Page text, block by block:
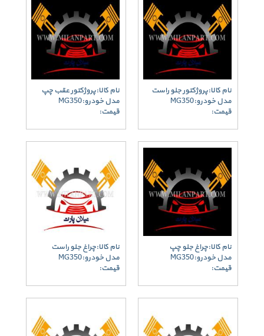
نام کالا:پروژکتور جلو راست
مدل خودرو:MG350
قیمت:
نام کالا:پروژکتور عقب چپ
مدل خودرو:MG350
قیمت:
نام کالا:چراغ جلو چپ
مدل خودرو:MG350
قیمت:
نام کالا:چراغ جلو راست
مدل خودرو:MG350
قیمت: